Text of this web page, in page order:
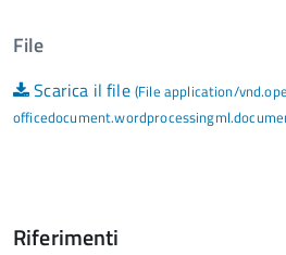
File
Scarica il file (File application/
Riferimenti